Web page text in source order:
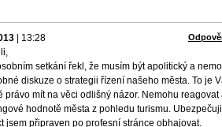
13:28
setkání řekl, že musím být apolitický a
diskuze o strategii řízení našeho města. To je
právo mít na věci odlišný názor. Nemohu reagovat
hodnotě města z pohledu turismu.
jsem připraven po profesní stránce obhajovat.